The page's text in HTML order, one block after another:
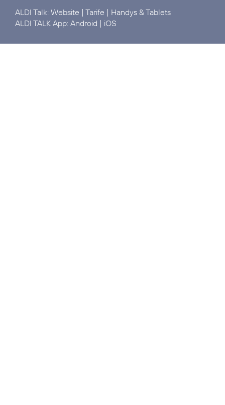
ALDI Talk: Website | Tarife | Handys & Tablets
ALDI TALK App: Android | iOS